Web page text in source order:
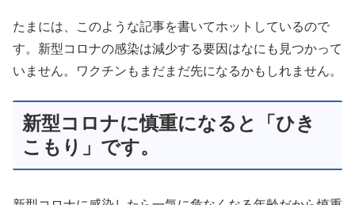
たまには、このような記事を書いてホットしているので
す。新型コロナの感染は減少する要因はなにも見つかって
いません。ワクチンもまだまだ先になるかもしれません。
新型コロナに慎重になると「ひき
こもり」です。